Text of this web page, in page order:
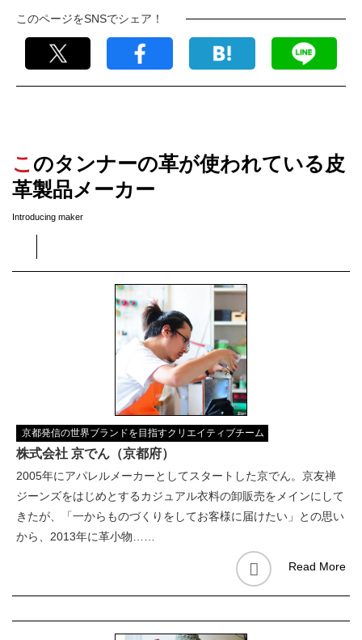
このページをSNSでシェア！
このタンナーの革が使われている皮
革製品メーカー
Introducing maker
京都発信の世界ブランドを目指すクリエイティブチーム
株式会社 京でん（京都府）
2005年にアパレルメーカーとしてスタートした京でん。京友禅
ジーンズをはじめとするカジュアル衣料の卸販売をメインにして
きたが、「一からものづくりをしてお客様に届けたい」との思い
から、2013年に革小物……
Read More